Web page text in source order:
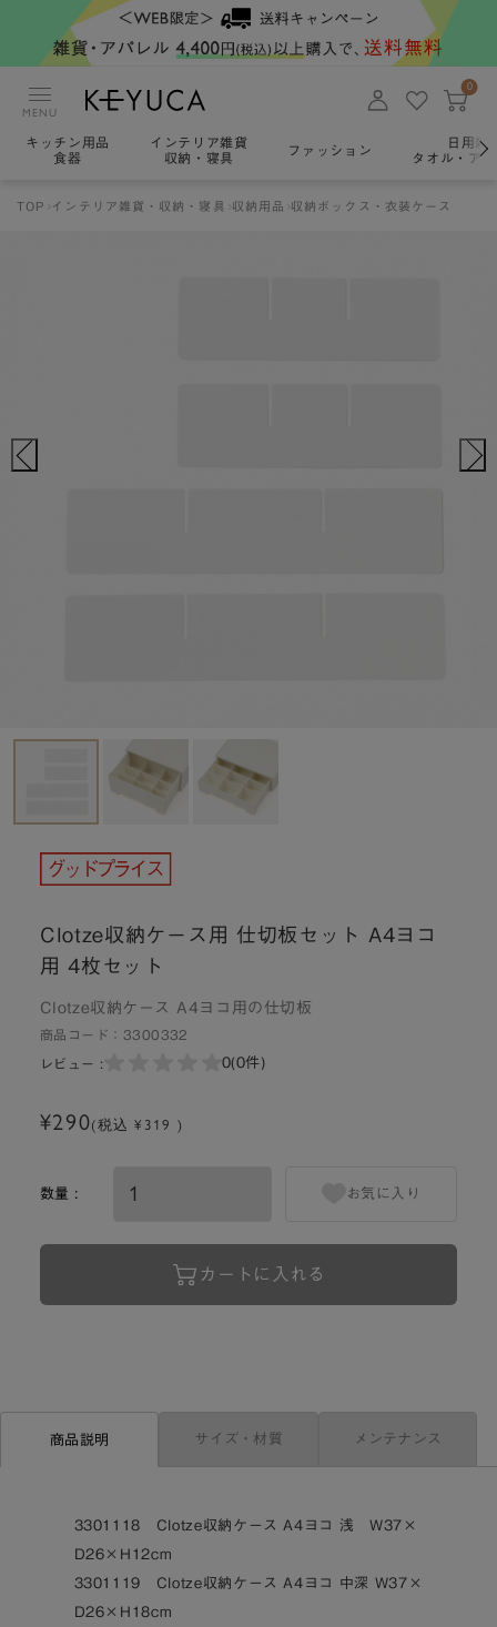
MENU
0
キッチン用品
食器
インテリア雑貨
収納・寝具
ファッション
日用雑
タオル・ア
TOP インテリア雑貨・収納・寝具 収納用品 収納ボックス・衣装ケース
Clotze収納ケース用 仕切板セット A4ヨコ
用 4枚セット
Clotze収納ケース A4ヨコ用の仕切板
商品コード： 3300332
レビュー : 0(0件)
¥290(税込 ¥319 )
数量 :
カートに入れる
お気に入り
商品説明 サイズ・材質 メンテナンス
3301118 Clotze収納ケース A4ヨコ 浅 W37×
D26×H12cm
3301119 Clotze収納ケース A4ヨコ 中深 W37×
D26×H18cm